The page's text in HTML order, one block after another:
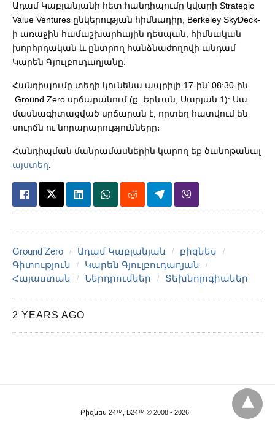
Ադամ Կաբլանյանի հետ հանդիպումը կվարի Strategic
Value Ventures ընկերության հիմնադիր, Berkeley SkyDeck-
ի առաջին համաշխարհային դեսպան, հիմնական
խորհրդական և ընտրող հանձնաժողովի անդամ
Կարեն Գյուլբուդաղյանը:
Հանդիպումը տեղի կունենա ապրիլի 17-ին՝ 08:30-ին
Ground Zero սրճարանում (ք. Երևան, Սարյան 1): Սա
մասնագիտացված սրճարան է, որտեղ հատվում են
սուրճն ու նորարարությունները։
Հանդիպման մանրամասներին կարող եք ծանոթանալ
այստեղ:
Ground Zero Ադամ Կաբլանյան
բիզնես
Գիտություն
Կարեն Գյուլբուդաղյան
Հայաստան
Ներդրումներ Տեխնոլոգիաներ
2 YEARS AGO
Բիզնես 24™, B24™ © 2008 - 2026